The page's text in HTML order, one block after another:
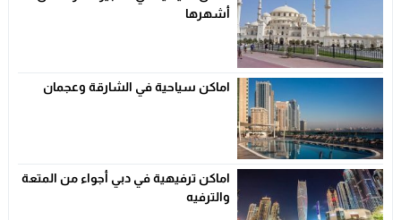
أشهرها
اماكن سياحية في الشارقة وعجمان
اماكن ترفيهية في دبي أجواء من المتعة
والترفيه